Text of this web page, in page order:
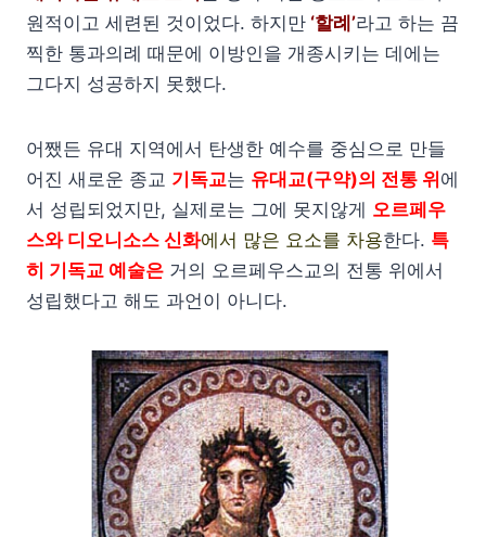
원적이고 세련된 것이었다. 하지만 ‘할례’라고 하는 끔
찍한 통과의례 때문에 이방인을 개종시키는 데에는
그다지 성공하지 못했다.
어쨌든 유대 지역에서 탄생한 예수를 중심으로 만들
어진 새로운 종교 기독교는 유대교(구약)의 전통 위에
서 성립되었지만, 실제로는 그에 못지않게 오르페우
스와 디오니소스 신화에서 많은 요소를 차용한다. 특
히 기독교 예술은 거의 오르페우스교의 전통 위에서
성립했다고 해도 과언이 아니다.